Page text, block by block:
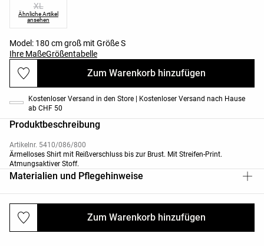
XL
Ähnliche Artikel
ansehen
Model: 180 cm groß mit Größe S
Ihre MaßeGrößentabelle
Zum Warenkorb hinzufügen
Zum Warenkorb hinzufügen
Kostenloser Versand in den Store | Kostenloser Versand nach Hause
ab CHF 50
Produktbeschreibung
Artikelnr. 5410/086/800
Ärmelloses Shirt mit Reißverschluss bis zur Brust. Mit Streifen-Print.
Atmungsaktiver Stoff.
Materialien und Pflegehinweise
Versand und Rücksendungen